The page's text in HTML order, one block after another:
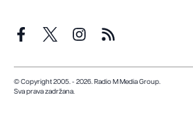
© Copyright 2005. - 2026. Radio M Media Group.
Sva prava zadržana.